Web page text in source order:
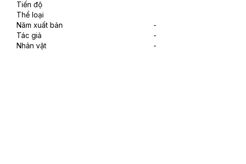
Tiến độ
Thể loại
Năm xuất bản
-
Tác giả
-
Nhân vật
-